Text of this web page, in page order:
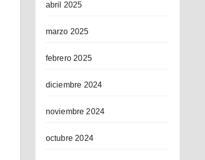
abril 2025
marzo 2025
febrero 2025
diciembre 2024
noviembre 2024
octubre 2024